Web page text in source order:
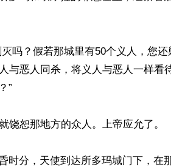
吗？假若那城里有50个义人，您
与恶人同杀，将义人与恶人一样看
”
饶恕那地方的众人。上帝应允了。
时分，天使到达所多玛城门下，在